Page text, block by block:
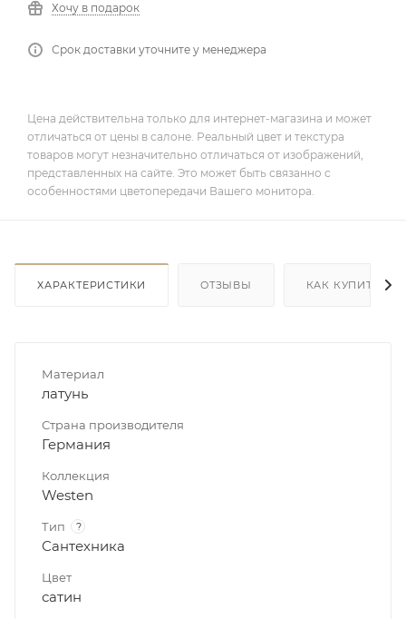
Хочу в подарок
Срок доставки уточните у менеджера
Цена действительна только для интернет-магазина и может
отличаться от цены в салоне. Реальный цвет и текстура
товаров могут незначительно отличаться от изображений,
представленных на сайте. Это может быть связанно с
особенностями цветопередачи Вашего монитора.
ХАРАКТЕРИСТИКИ ОТЗЫВЫ КАК КУПИТЬ
Материал
латунь
Страна производителя
Германия
Коллекция
Westen
Тип ?
Сантехника
Цвет
сатин